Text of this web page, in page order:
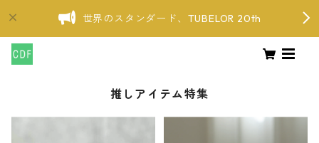
世界のスタンダード、TUBELOR 20th
推しアイテム特集